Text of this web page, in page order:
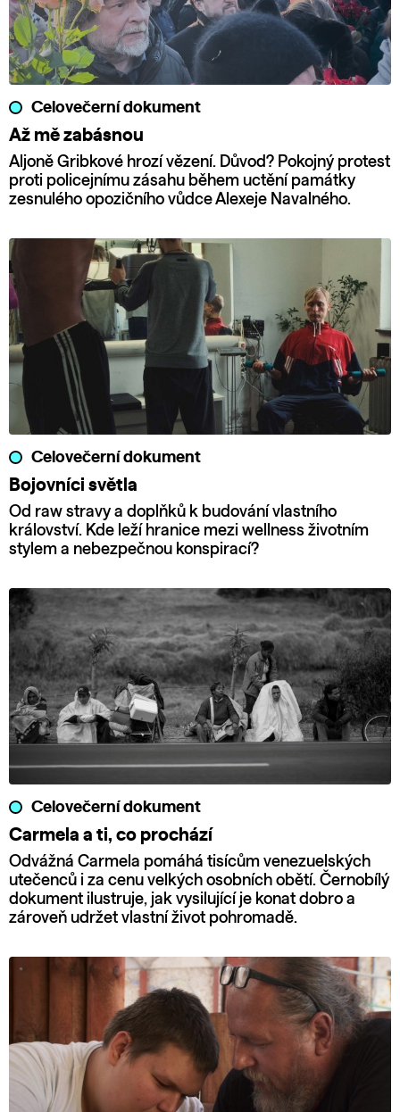
Celovečerní dokument
Až mě zabásnou
Aljoně Gribkové hrozí vězení. Důvod? Pokojný protest
proti policejnímu zásahu během uctění památky
zesnulého opozičního vůdce Alexeje Navalného.
Celovečerní dokument
Bojovníci světla
Od raw stravy a doplňků k budování vlastního
království. Kde leží hranice mezi wellness životním
stylem a nebezpečnou konspirací?
Celovečerní dokument
Carmela a ti, co prochází
Odvážná Carmela pomáhá tisícům venezuelských
utečenců i za cenu velkých osobních obětí. Černobílý
dokument ilustruje, jak vysilující je konat dobro a
zároveň udržet vlastní život pohromadě.